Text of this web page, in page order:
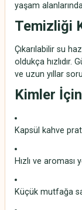
yaşam
Temizliği
Çıkarılabilir su
oldukça hızlıdır.
ve uzun yıllar
Kimler
Kapsül kahve
Hızlı ve
Küçük mutfağa